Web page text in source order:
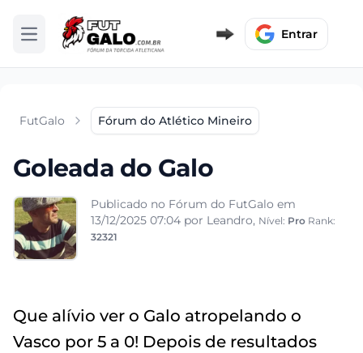
Abrir menu Entrar
FutGalo Fórum do Atlético Mineiro
Goleada do Galo
Publicado no Fórum do FutGalo em
13/12/2025 07:04 por Leandro, Nível: Pro Rank:
32321
Que alívio ver o Galo atropelando o
Vasco por 5 a 0! Depois de resultados